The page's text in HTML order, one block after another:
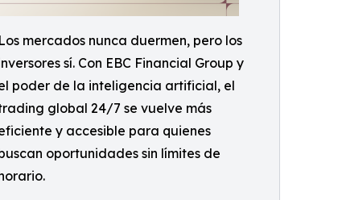
Los mercados nunca duermen, pero los
sí. Con EBC Financial Group y
poder de la inteligencia artificial, el
global 24/7 se vuelve más
y accesible para quienes
oportunidades sin límites de